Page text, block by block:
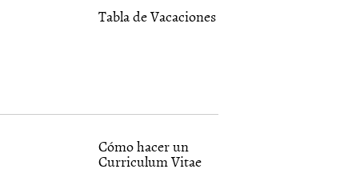
Tabla de Vacaciones
Cómo hacer un
Curriculum Vitae